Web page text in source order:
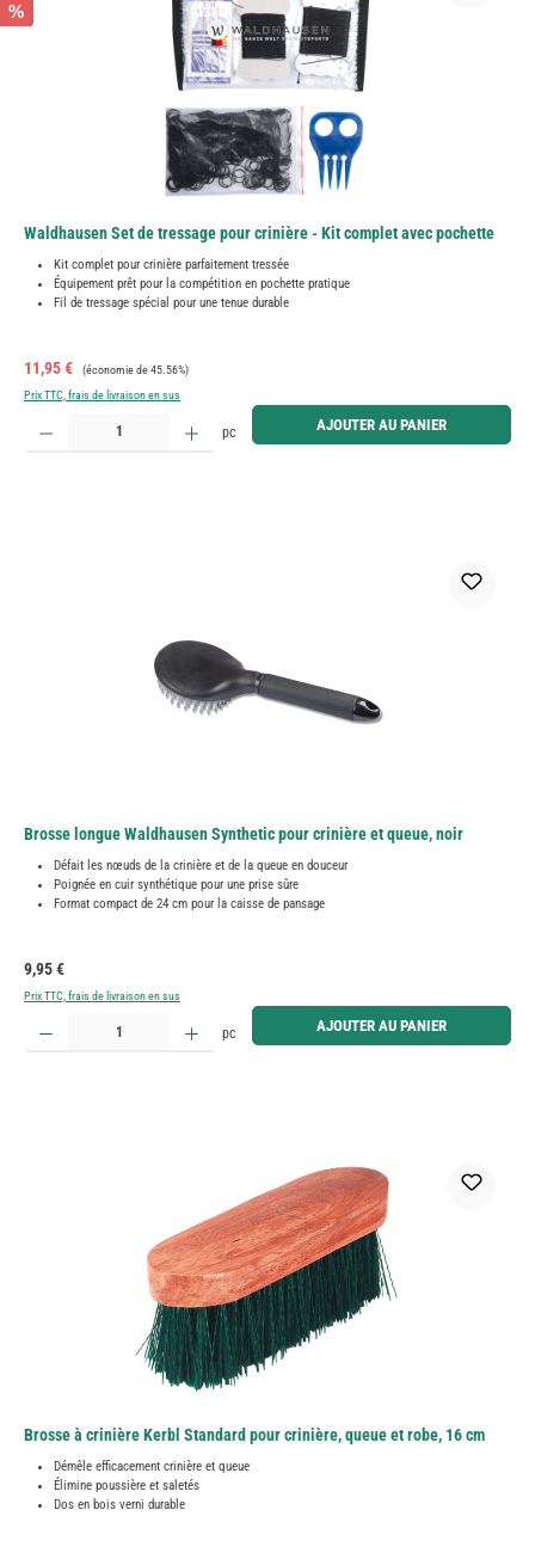
%
Waldhausen Set de tressage pour crinière - Kit complet avec pochette
Kit complet pour crinière parfaitement tressée
Équipement prêt pour la compétition en pochette pratique
Fil de tressage spécial pour une tenue durable
Prix de vente :
11,95 € Prix régulier :
(économie de 45.56%)
Prix TTC, frais de livraison en sus
Quantité de produit : Entrez la quantité souhaitée ou utilisez les boutons pour augmenter ou
pc AJOUTER AU PANIER
Brosse longue Waldhausen Synthetic pour crinière et queue, noir
Défait les nœuds de la crinière et de la queue en douceur
Poignée en cuir synthétique pour une prise sûre
Format compact de 24 cm pour la caisse de pansage
Prix régulier :
9,95 €
Prix TTC, frais de livraison en sus
Quantité de produit : Entrez la quantité souhaitée ou utilisez les boutons pour augmenter ou
pc AJOUTER AU PANIER
Brosse à crinière Kerbl Standard pour crinière, queue et robe, 16 cm
Démêle efficacement crinière et queue
Élimine poussière et saletés
Dos en bois verni durable